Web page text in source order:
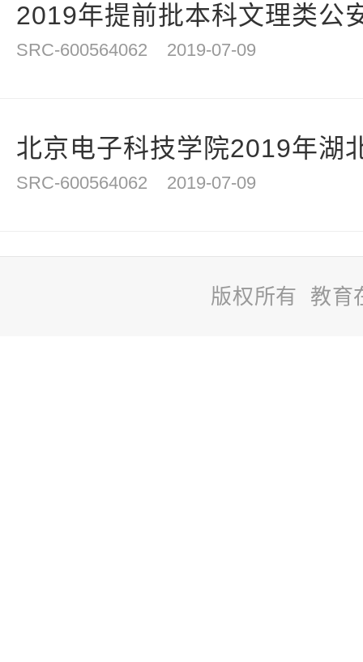
2019年提前批本科文理类公
SRC-600564062 2019-07-09
北京电子科技学院2019年湖
SRC-600564062 2019-07-09
版权所有 教育